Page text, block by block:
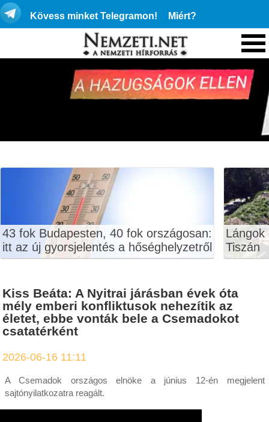
Kövess minket Telegramon! Miért?
43 fok Budapesten, 40 fok országosan:
itt az új gyorsjelentés a hőséghelyzetről
Lángok
Tiszán
Kiss Beáta: A Nyitrai járásban évek óta
mély emberi konfliktusok nehezítik az
életet, ebbe vonták bele a Csemadokot
csatatérként
2026-06-16 11:11
A Csemadok országos elnöke a június 12-én megjelent
sajtónyilatkozatra reagált.